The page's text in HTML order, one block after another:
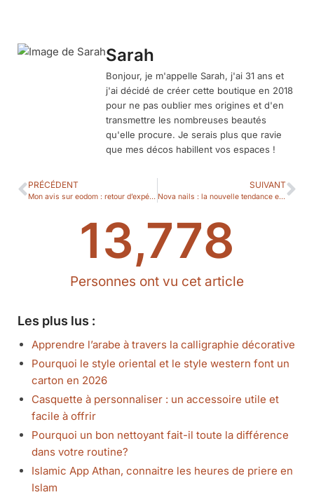
Sarah
Bonjour, je m'appelle Sarah, j'ai 31 ans et
j'ai décidé de créer cette boutique en 2018
pour ne pas oublier mes origines et d'en
transmettre les nombreuses beautés
qu'elle procure. Je serais plus que ravie
que mes décos habillent vos espaces !
PRÉCÉDENT
Mon avis sur eodom : retour d’expérience détaillé
SUIVANT
Nova nails : la nouvelle tendance en manucure
Personnes ont vu cet article
13,778
Les plus lus :
Apprendre l’arabe à travers la calligraphie décorative
Pourquoi le style oriental et le style western font un
carton en 2026
Casquette à personnaliser : un accessoire utile et
facile à offrir
Pourquoi un bon nettoyant fait-il toute la différence
dans votre routine?
Islamic App Athan, connaitre les heures de priere en
Islam